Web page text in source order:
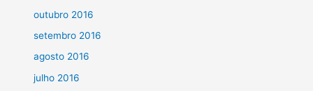
outubro 2016
setembro 2016
agosto 2016
julho 2016